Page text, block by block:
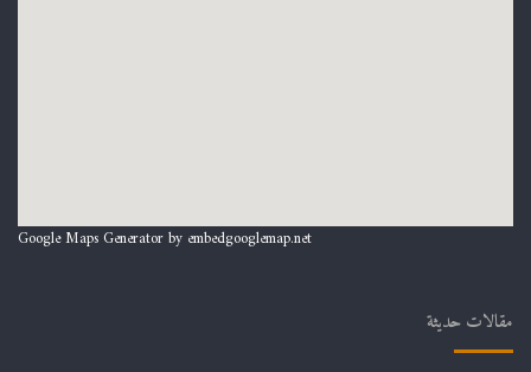
Google Maps Generator by embedgooglemap.net
مقالات حديثة